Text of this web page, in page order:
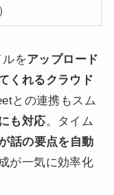
をアップロード
くれるクラウド
との連携もスム
も対応。タイム
話の要点を自動
が一気に効率化